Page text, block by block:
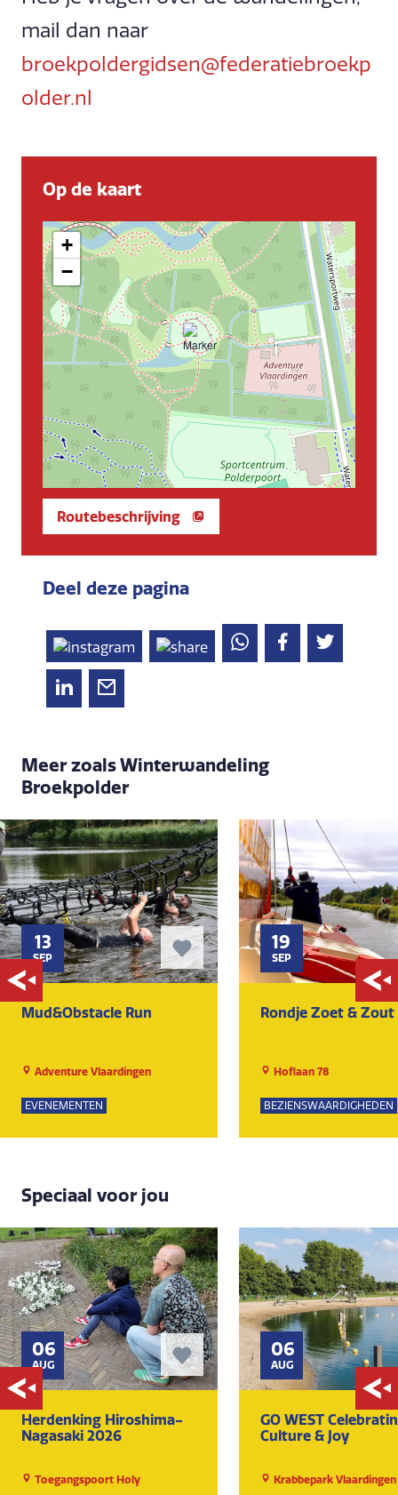
mail dan naar
broekpoldergidsen@federatiebroekp
older.nl
Op de kaart
+
−
Routebeschrijving
Deel deze pagina
Meer zoals Winterwandeling
Broekpolder
13
SEP
Mud&Obstacle Run
Adventure Vlaardingen
EVENEMENTEN
19
SEP
Rondje Zoet & Zout
Hoflaan 78
BEZIENSWAARDIGHEDEN
Speciaal voor jou
06
AUG
Herdenking Hiroshima-
Nagasaki 2026
Toegangspoort Holy
06
AUG
GO WEST
Culture & Joy
Krabbepark Vlaardingen